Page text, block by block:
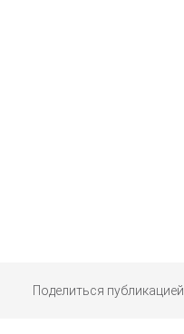
Поделиться публикацией